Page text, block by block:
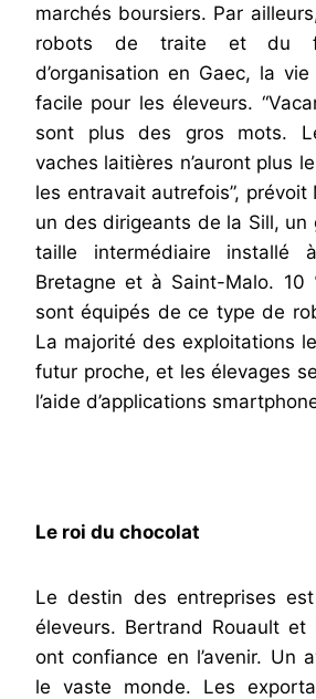
marchés boursiers. Par
robots de traite et du
d’organisation en Gaec, la
facile pour les éleveurs.
sont plus des gros mots.
vaches laitières n’auront plus
les entravait autrefois”, prévoit
un des dirigeants de la Sill, un
taille intermédiaire installé
Bretagne et à Saint-Malo. 10
sont équipés de ce type de
La majorité des exploitations
futur proche, et les élevages
l’aide d’applications
Le roi du chocolat
Le destin des entreprises
éleveurs. Bertrand Rouault et
ont confiance en l’avenir. Un
le vaste monde. Les